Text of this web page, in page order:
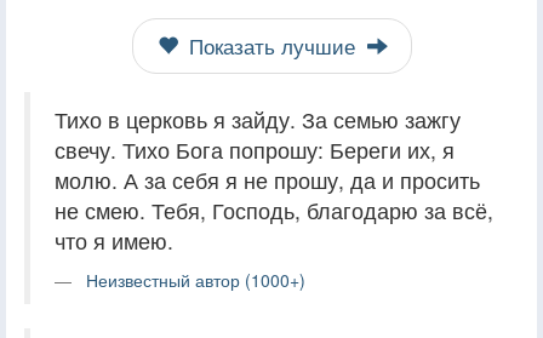
Показать лучшие
Тихо в церковь я зайду. За семью зажгу
свечу. Тихо Бога попрошу: Береги их, я
молю. А за себя я не прошу, да и просить
не смею. Тебя, Господь, благодарю за всё,
что я имею.
Неизвестный автор (1000+)